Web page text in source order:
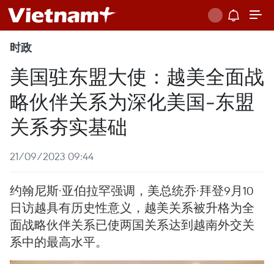
时政
美国驻东盟大使：越美全面战
略伙伴关系为深化美国-东盟
关系夯实基础
21/09/2023 09:44
约翰尼斯·亚伯拉罕强调，美总统乔·拜登9月10
日访越具有历史性意义，越美关系被升格为全
面战略伙伴关系已使两国关系达到越南外交关
系中的最高水平。